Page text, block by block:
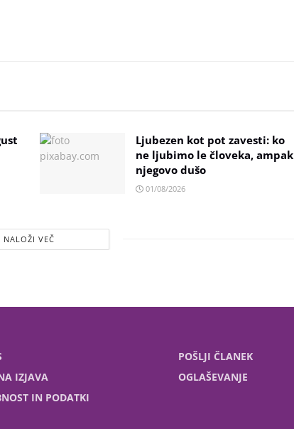
Ljubezen kot pot zavesti: ko
ne ljubimo le človeka, ampak
njegovo dušo
01/08/2026
NALOŽI VEČ
IZJAVA
IN PODATKI
POŠLJI ČLANEK
OGLAŠEVANJE